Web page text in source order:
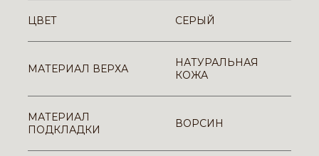
ЦВЕТ СЕРЫЙ
МАТЕРИАЛ ВЕРХА
НАТУРАЛЬНАЯ
КОЖА
МАТЕРИАЛ
ПОДКЛАДКИ
ВОРСИН